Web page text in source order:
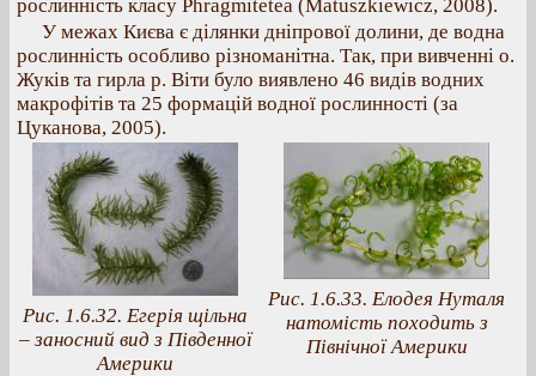
рослинність класу Phragmitetea (Matuszkiewicz, 2008).
У межах Києва є ділянки дніпрової долини, де водна
рослинність особливо різноманітна. Так, при вивченні о.
Жуків та гирла р. Віти було виявлено 46 видів водних
макрофітів та 25 формацій водної рослинності (за
Цуканова, 2005).
Рис. 1.6.32. Егерія щільна
– заносний вид з Південної
Америки
Рис. 1.6.33. Елодея Нуталя
натомість походить з
Північної Америки